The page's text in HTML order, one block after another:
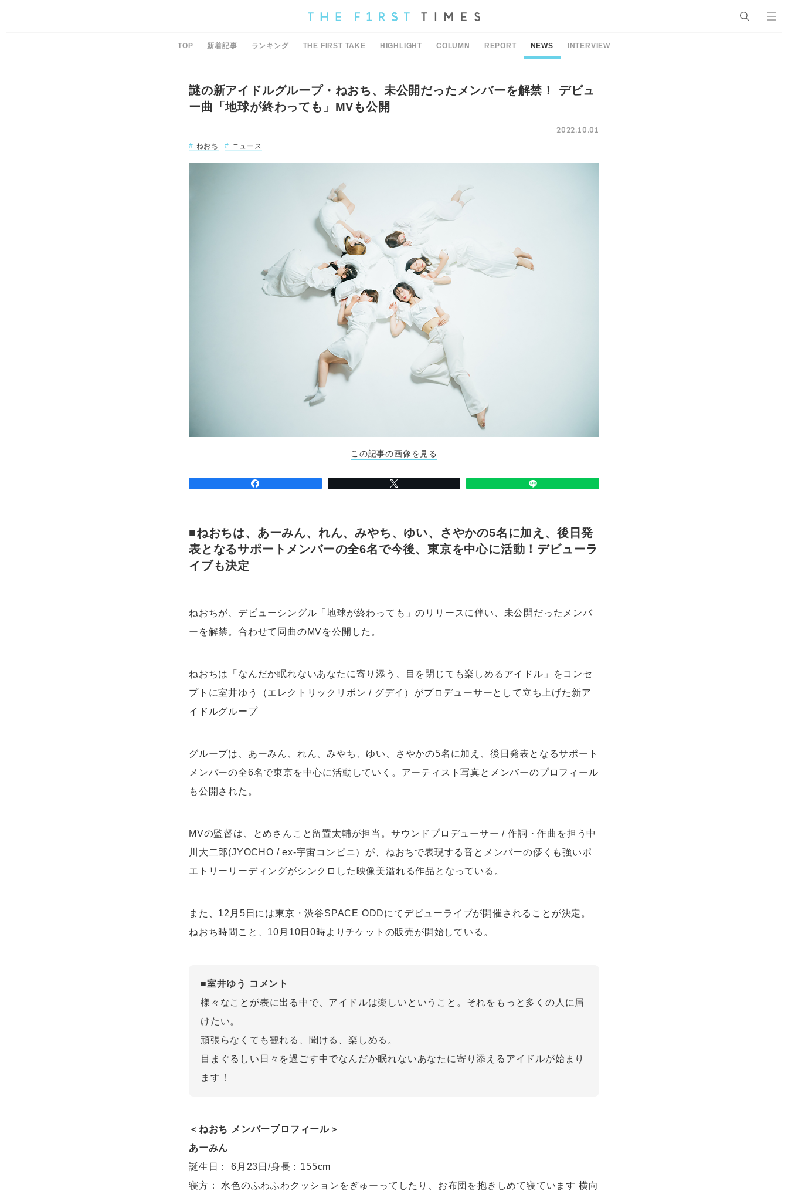
TOP 新着記事 ランキング THE FIRST TAKE HIGHLIGHT COLUMN REPORT NEWS INTERVIEW
謎の新アイドルグループ・ねおち、未公開だったメンバーを解禁！ デビュ
ー曲「地球が終わっても」MVも公開
2022.10.01
ねおち
ニュース
この記事の画像を見る
■ねおちは、あーみん、れん、みやち、ゆい、さやかの5名に加え、後日発
表となるサポートメンバーの全6名で今後、東京を中心に活動！デビューラ
イブも決定
ねおちが、デビューシングル「地球が終わっても」のリリースに伴い、未公開だったメンバ
ーを解禁。合わせて同曲のMVを公開した。
ねおちは「なんだか眠れないあなたに寄り添う、目を閉じても楽しめるアイドル」をコンセ
プトに室井ゆう（エレクトリックリボン / グデイ）がプロデューサーとして立ち上げた新ア
イドルグループ
グループは、あーみん、れん、みやち、ゆい、さやかの5名に加え、後日発表となるサポート
メンバーの全6名で東京を中心に活動していく。アーティスト写真とメンバーのプロフィール
も公開された。
MVの監督は、とめさんこと留置太輔が担当。サウンドプロデューサー / 作詞・作曲を担う中
川大二郎(JYOCHO / ex-宇宙コンビニ）が、ねおちで表現する音とメンバーの儚くも強いポ
エトリーリーディングがシンクロした映像美溢れる作品となっている。
また、12月5日には東京・渋谷SPACE ODDにてデビューライブが開催されることが決定。
ねおち時間こと、10月10日0時よりチケットの販売が開始している。
■室井ゆう コメント
様々なことが表に出る中で、アイドルは楽しいということ。それをもっと多くの人に届
けたい。
頑張らなくても観れる、聞ける、楽しめる。
目まぐるしい日々を過ごす中でなんだか眠れないあなたに寄り添えるアイドルが始まり
ます！
＜ねおち メンバープロフィール＞
あーみん
誕生日： 6月23日/身長：155cm
寝方： 水色のふわふわクッションをぎゅーってしたり、お布団を抱きしめて寝ています 横向